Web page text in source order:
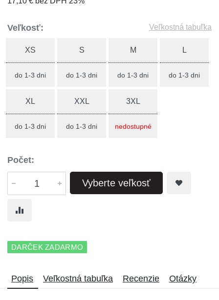
Veľkosť: Veľkostná tabuľka
XS
do 1-3 dni
S
do 1-3 dni
M
do 1-3 dni
L
do 1-3 dni
XL
do 1-3 dni
XXL
do 1-3 dni
3XL
nedostupné
Počet:
Vyberte veľkosť
DARČEK ZADARMO
Popis Veľkostná tabuľka Recenzie Otázky